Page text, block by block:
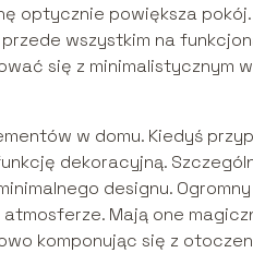
optycznie powiększa
wszystkim na
się z minimalistycznym
w domu. Kiedyś
dekoracyjną.
designu.
Mają one
komponując się z